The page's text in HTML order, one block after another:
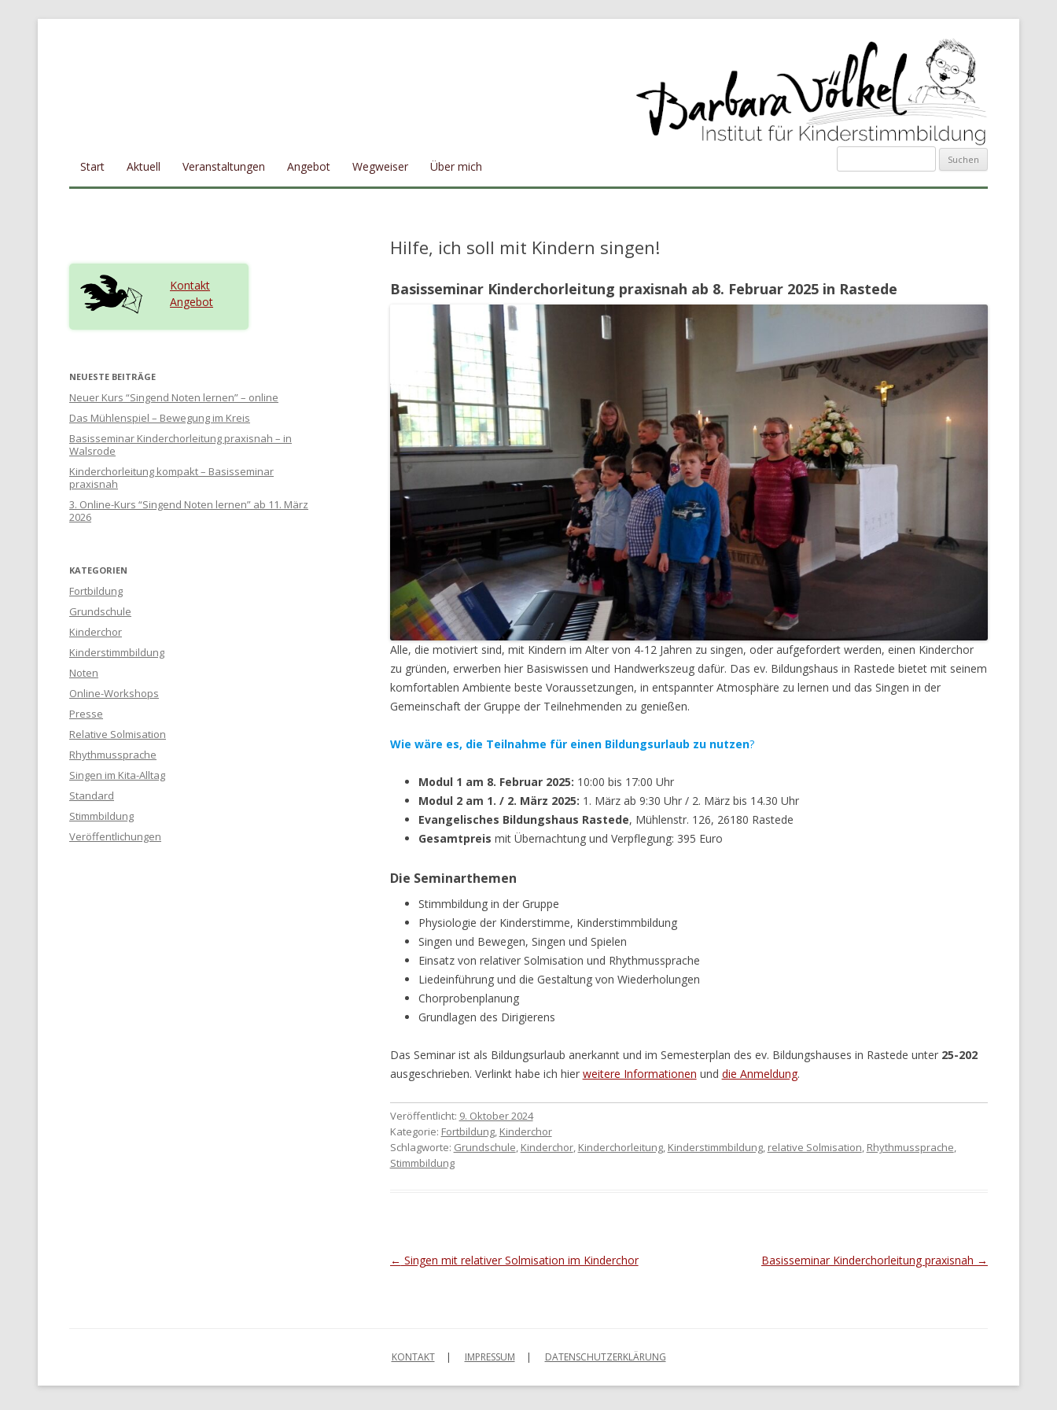
Start
Aktuell Veranstaltungen Angebot Wegweiser Über mich
Suchen
Hilfe, ich soll mit Kindern singen!
Basisseminar Kinderchorleitung praxisnah ab 8. Februar 2025 in Rastede
Alle, die motiviert sind, mit Kindern im Alter von 4-12 Jahren zu singen, oder aufgefordert werden, einen Kinderchor
zu gründen, erwerben hier Basiswissen und Handwerkszeug dafür. Das ev. Bildungshaus in Rastede bietet mit seinem
komfortablen Ambiente beste Voraussetzungen, in entspannter Atmosphäre zu lernen und das Singen in der
Gemeinschaft der Gruppe der Teilnehmenden zu genießen.
Wie wäre es, die Teilnahme für einen Bildungsurlaub zu nutzen?
Modul 1 am 8. Februar 2025: 10:00 bis 17:00 Uhr
Modul 2 am 1. / 2. März 2025: 1. März ab 9:30 Uhr / 2. März bis 14.30 Uhr
Evangelisches Bildungshaus Rastede, Mühlenstr. 126, 26180 Rastede
Gesamtpreis mit Übernachtung und Verpflegung: 395 Euro
Die Seminarthemen
Stimmbildung in der Gruppe
Physiologie der Kinderstimme, Kinderstimmbildung
Singen und Bewegen, Singen und Spielen
Einsatz von relativer Solmisation und Rhythmussprache
Liedeinführung und die Gestaltung von Wiederholungen
Chorprobenplanung
Grundlagen des Dirigierens
Das Seminar ist als Bildungsurlaub anerkannt und im Semesterplan des ev. Bildungshauses in Rastede unter 25-202
ausgeschrieben. Verlinkt habe ich hier weitere Informationen und die Anmeldung.
Veröffentlicht: 9. Oktober 2024
Kategorie: Fortbildung, Kinderchor
Schlagworte: Grundschule, Kinderchor, Kinderchorleitung, Kinderstimmbildung, relative Solmisation, Rhythmussprache,
Stimmbildung
Beitragsnavigation
← Singen mit relativer Solmisation im Kinderchor Basisseminar Kinderchorleitung praxisnah →
Kontakt
Angebot
NEUESTE BEITRÄGE
Neuer Kurs “Singend Noten lernen” – online
Das Mühlenspiel – Bewegung im Kreis
Basisseminar Kinderchorleitung praxisnah – in
Walsrode
Kinderchorleitung kompakt – Basisseminar
praxisnah
3. Online-Kurs “Singend Noten lernen” ab 11. März
2026
KATEGORIEN
Fortbildung
Grundschule
Kinderchor
Kinderstimmbildung
Noten
Online-Workshops
Presse
Relative Solmisation
Rhythmussprache
Singen im Kita-Alltag
Standard
Stimmbildung
Veröffentlichungen
KONTAKT IMPRESSUM DATENSCHUTZERKLÄRUNG